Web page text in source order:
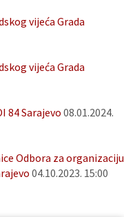
vijeća Grada
vijeća Grada
84 Sarajevo 08.01.2024.
Odbora za organizaciju
04.10.2023. 15:00